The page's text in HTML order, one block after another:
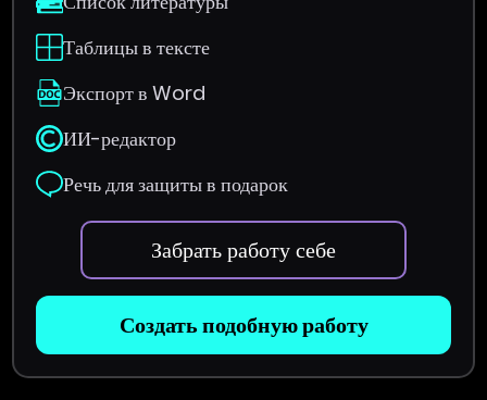
Таблицы в тексте
Экспорт в Word
ИИ-редактор
Речь для защиты в подарок
Забрать работу себе
Создать подобную работу